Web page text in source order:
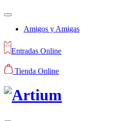
Amigos y Amigas
Entradas Online
Tienda Online